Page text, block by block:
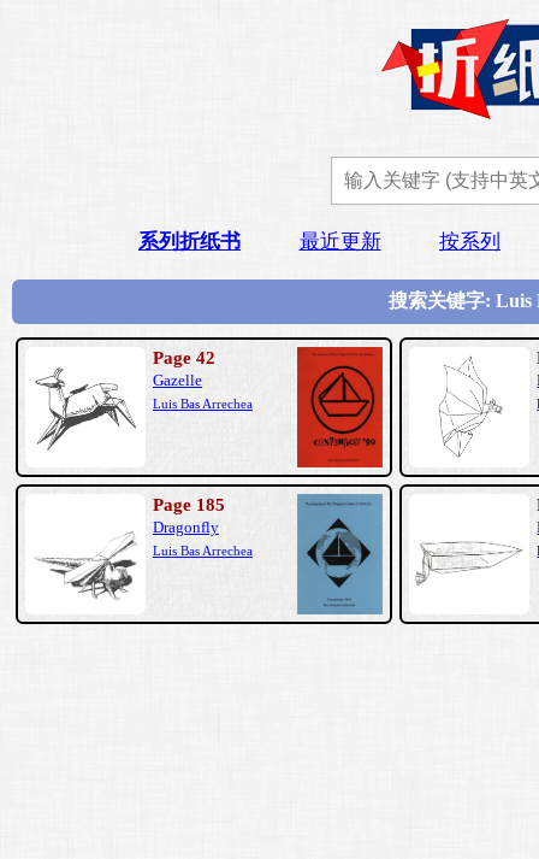
系列折纸书 最近更新 按系列
搜索关键字:
Page 42
Gazelle
Luis Bas Arrechea
Page 185
Dragonfly
Luis Bas Arrechea